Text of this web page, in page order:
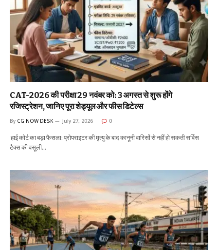
CAT-2026 की परीक्षा 29 नवंबर को: 3 अगस्त से शुरू होंगे
रजिस्ट्रेशन, जानिए पूरा शेड्यूल और फीस डिटेल्स
By CG NOW DESK July 27, 2026 0
हाई कोर्ट का बड़ा फैसला: प्रोपराइटर की मृत्यु के बाद कानूनी वारिसों से नहीं हो सकती सर्विस
टैक्स की वसूली…